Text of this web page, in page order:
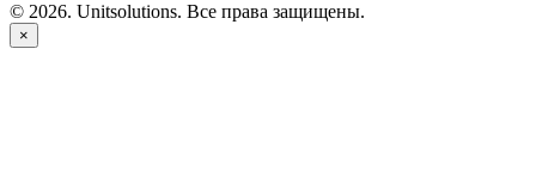
© 2026. Unitsolutions. Все права защищены.
×